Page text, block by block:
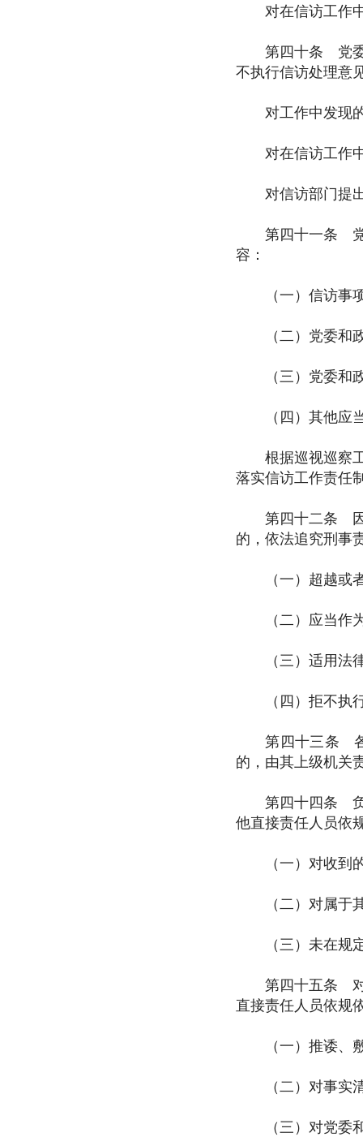
对在信访工作中
第四十条 党委和
不执行信访处理意
对工作中发现的
对在信访工作中
对信访部门提出
第四十一条 党委
容：
（一）信访事项
（二）党委和政
（三）党委和政
（四）其他应
根据巡视巡察工
落实信访工作责任
第四十二条 因下
的，依法追究刑事
（一）超越或者
（二）应当作为
（三）适用法律
（四）拒不执行
第四十三条 各
的，由其上级机关
第四十四条 负有
他直接责任人员依
（一）对收到的
（二）对属于其
（三）未在规定
第四十五条 对信
直接责任人员依规
（一）推诿、敷
（二）对事实清
（三）对党委和